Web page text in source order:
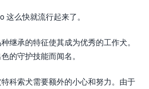
这么快就流行起来了。
继承的特征使其成为优秀的工作犬。
的守护技能而闻名。
科索犬需要额外的小心和努力。由于